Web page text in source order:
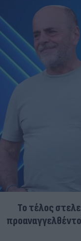
Το τέλος